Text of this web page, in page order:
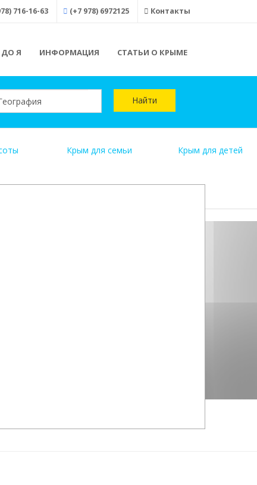
716-16-63 (+7 978) 6972125 Контакты
Я ИНФОРМАЦИЯ СТАТЬИ О КРЫМЕ
Найти
Крым для семьи Крым для детей